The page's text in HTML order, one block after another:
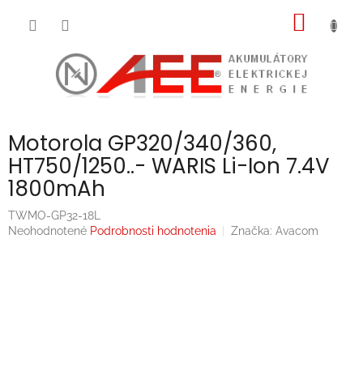
Motorola GP320/340/360,
HT750/1250..- WARIS Li-Ion 7.4V
1800mAh
TWMO-GP32-18L
Priemerné
Neohodnotené Podrobnosti hodnotenia Značka: Avacom